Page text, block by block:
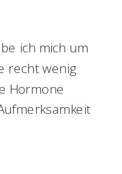
ich mich um
recht wenig
Hormone